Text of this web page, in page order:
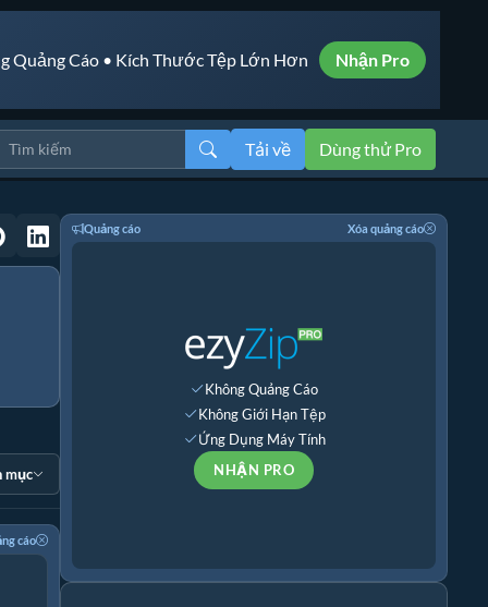
Quảng Cáo • Kích Thước Tệp Lớn Hơn Nhận Pro
Tải về Dùng thử Pro
mục
cáo
Quảng cáo Xóa quảng cáo
Không Quảng Cáo
Không Giới Hạn Tệp
Ứng Dụng Máy Tính
NHẬN PRO